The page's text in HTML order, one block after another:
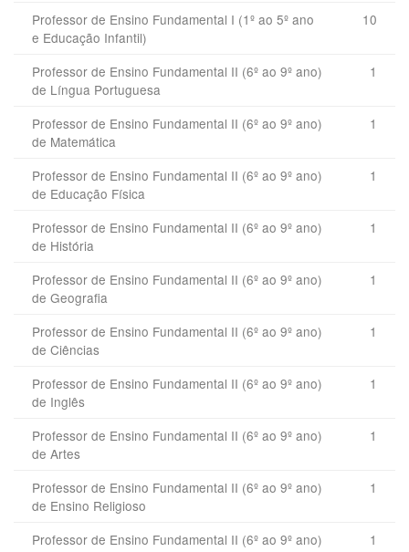
Professor de Ensino Fundamental I (1º ao 5º ano
e Educação Infantil)
10
Professor de Ensino Fundamental II (6º ao 9º ano)
de Língua Portuguesa
1
Professor de Ensino Fundamental II (6º ao 9º ano)
de Matemática
1
Professor de Ensino Fundamental II (6º ao 9º ano)
de Educação Física
1
Professor de Ensino Fundamental II (6º ao 9º ano)
de História
1
Professor de Ensino Fundamental II (6º ao 9º ano)
de Geografia
1
Professor de Ensino Fundamental II (6º ao 9º ano)
de Ciências
1
Professor de Ensino Fundamental II (6º ao 9º ano)
de Inglês
1
Professor de Ensino Fundamental II (6º ao 9º ano)
de Artes
1
Professor de Ensino Fundamental II (6º ao 9º ano)
de Ensino Religioso
1
Professor de Ensino Fundamental II (6º ao 9º ano)
1